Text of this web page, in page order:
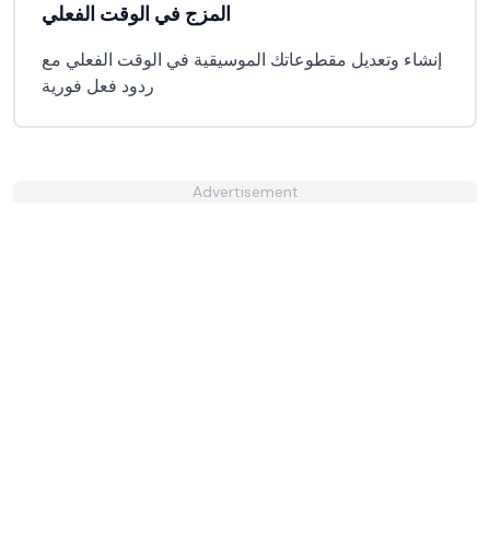
المزج في الوقت الفعلي
إنشاء وتعديل مقطوعاتك الموسيقية في الوقت الفعلي مع
ردود فعل فورية
Advertisement